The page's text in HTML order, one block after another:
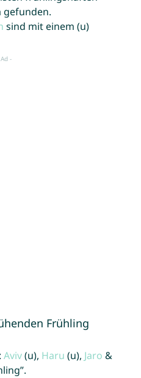
gefunden.
sind mit einem (u)
Frühling
Aviv(u), Haru (u), Jaro &